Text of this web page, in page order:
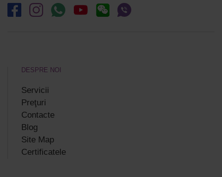
DESPRE NOI
Servicii
Preţuri
Contacte
Blog
Site Map
Certificatele